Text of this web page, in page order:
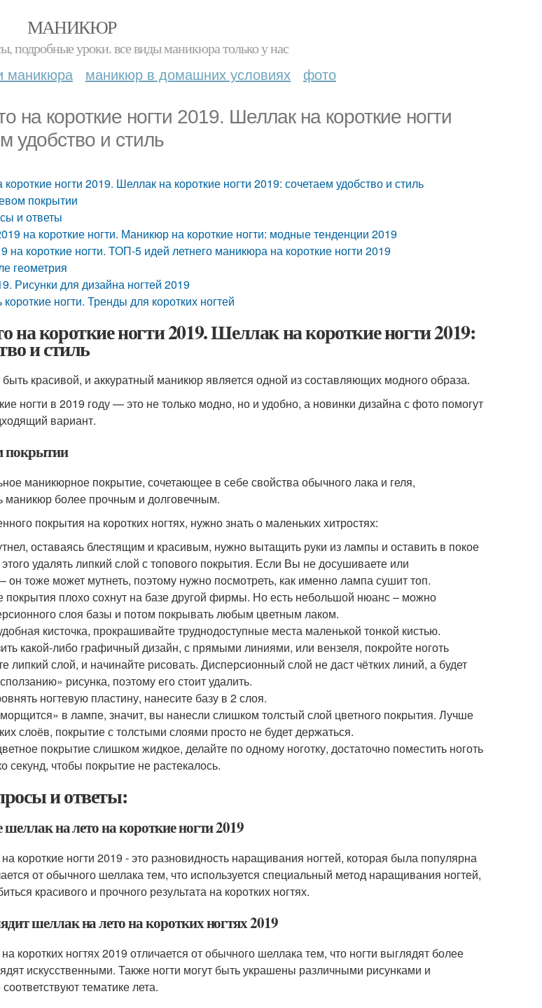
МАНИКЮР
подробные уроки. все виды маникюра только у нас
маникюра маникюр в домашних условиях фото
на короткие ногти 2019. Шеллак на короткие ногти
удобство и стиль
ногти 2019. Шеллак на короткие ногти 2019: сочетаем удобство и стиль
покрытии
и ответы
на короткие ногти. Маникюр на короткие ногти: модные тенденции 2019
на короткие ногти. ТОП-5 идей летнего маникюра на короткие ногти 2019
геометрия
Рисунки для дизайна ногтей 2019
ногти. Тренды для коротких ногтей
на короткие ногти 2019. Шеллак на короткие ногти 2019:
и стиль
красивой, и аккуратный маникюр является одной из составляющих модного образа.
ногти в 2019 году — это не только модно, но и удобно, а новинки дизайна с фото помогут
вариант.
покрытии
маникюрное покрытие, сочетающее в себе свойства обычного лака и геля,
маникюр более прочным и долговечным.
покрытия на коротких ногтях, нужно знать о маленьких хитростях:
оставаясь блестящим и красивым, нужно вытащить руки из лампы и оставить в покое
удалять липкий слой с топового покрытия. Если Вы не досушиваете или
он тоже может мутнеть, поэтому нужно посмотреть, как именно лампа сушит топ.
покрытия плохо сохнут на базе другой фирмы. Но есть небольшой нюанс – можно
слоя базы и потом покрывать любым цветным лаком.
кисточка, прокрашивайте труднодоступные места маленькой тонкой кистью.
какой-либо графичный дизайн, с прямыми линиями, или вензеля, покройте ноготь
липкий слой, и начинайте рисовать. Дисперсионный слой не даст чётких линий, а будет
рисунка, поэтому его стоит удалить.
ногтевую пластину, нанесите базу в 2 слоя.
в лампе, значит, вы нанесли слишком толстый слой цветного покрытия. Лучше
слоёв, покрытие с толстыми слоями просто не будет держаться.
покрытие слишком жидкое, делайте по одному ноготку, достаточно поместить ноготь
секунд, чтобы покрытие не растекалось.
и ответы:
на лето на короткие ногти 2019
короткие ногти 2019 - это разновидность наращивания ногтей, которая была популярна
от обычного шеллака тем, что используется специальный метод наращивания ногтей,
красивого и прочного результата на коротких ногтях.
шеллак на лето на коротких ногтях 2019
коротких ногтях 2019 отличается от обычного шеллака тем, что ногти выглядят более
искусственными. Также ногти могут быть украшены различными рисунками и
тематике лета.